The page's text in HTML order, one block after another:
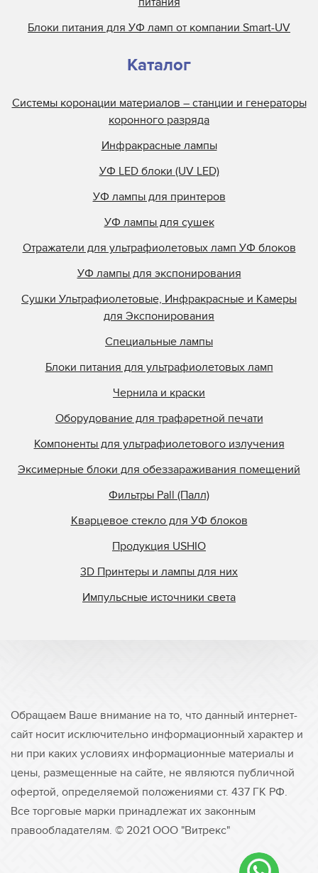
Блоки питания для УФ ламп от компании Smart-UV
Каталог
Системы коронации материалов – станции и генераторы
коронного разряда
Инфракрасные лампы
УФ LED блоки (UV LED)
УФ лампы для принтеров
УФ лампы для сушек
Отражатели для ультрафиолетовых ламп УФ блоков
УФ лампы для экспонирования
Сушки Ультрафиолетовые, Инфракрасные и Камеры
для Экспонирования
Специальные лампы
Блоки питания для ультрафиолетовых ламп
Чернила и краски
Оборудование для трафаретной печати
Компоненты для ультрафиолетового излучения
Эксимерные блоки для обеззараживания помещений
Фильтры Pall (Палл)
Кварцевое стекло для УФ блоков
Продукция USHIO
3D Принтеры и лампы для них
Импульсные источники света
Обращаем Ваше внимание на то, что данный интернет-
сайт носит исключительно информационный характер и
ни при каких условиях информационные материалы и
цены, размещенные на сайте, не являются публичной
офертой, определяемой положениями ст. 437 ГК РФ.
Все торговые марки принадлежат их законным
правообладателям. © 2021 ООО "Витрекс"